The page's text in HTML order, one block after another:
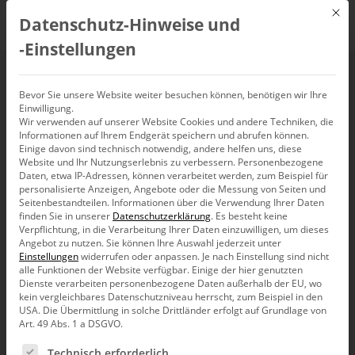
Planung,
Budgetierung und
Forecasting mit
Bissantz
25. August 2022, 16:00 – Live-Webinar
Mit
Datenschutz-Hinweise und
‑Einstellungen
Bevor Sie unsere Website weiter besuchen können, benötigen wir Ihre
Einwilligung.
Wir verwenden auf unserer Website Cookies und andere Techniken, die
Informationen auf Ihrem Endgerät speichern und abrufen können.
Einige davon sind technisch notwendig, andere helfen uns, diese
Website und Ihr Nutzungserlebnis zu verbessern. Personenbezogene
Daten, etwa IP-Adressen, können verarbeitet werden, zum Beispiel für
personalisierte Anzeigen, Angebote oder die Messung von Seiten und
Seitenbestandteilen. Informationen über die Verwendung Ihrer Daten
finden Sie in unserer Datenschutzerklärung. Es besteht keine
Verpflichtung, in die Verarbeitung Ihrer Daten einzuwilligen, um dieses
Angebot zu nutzen.Sie können Ihre Auswahl jederzeit unter
Einstellungenwiderrufen oder anpassen. Je nach Einstellung sind nicht
alle Funktionen der Website verfügbar. Einige der hier genutzten
Dienste verarbeiten personenbezogene Daten außerhalb der EU, wo
kein vergleichbares Datenschutzniveau herrscht, zum Beispiel in den
USA. Die Übermittlung in solche Drittländer erfolgt auf Grundlage von
Art. 49 Abs. 1 a DSGVO.
Es folgt eine Liste der Service-Gruppen, für die eine